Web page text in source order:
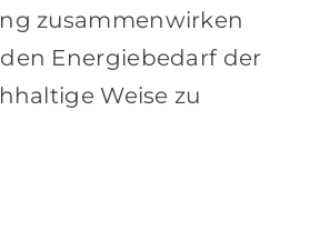
zusammenwirken
Energiebedarf der
Weise zu